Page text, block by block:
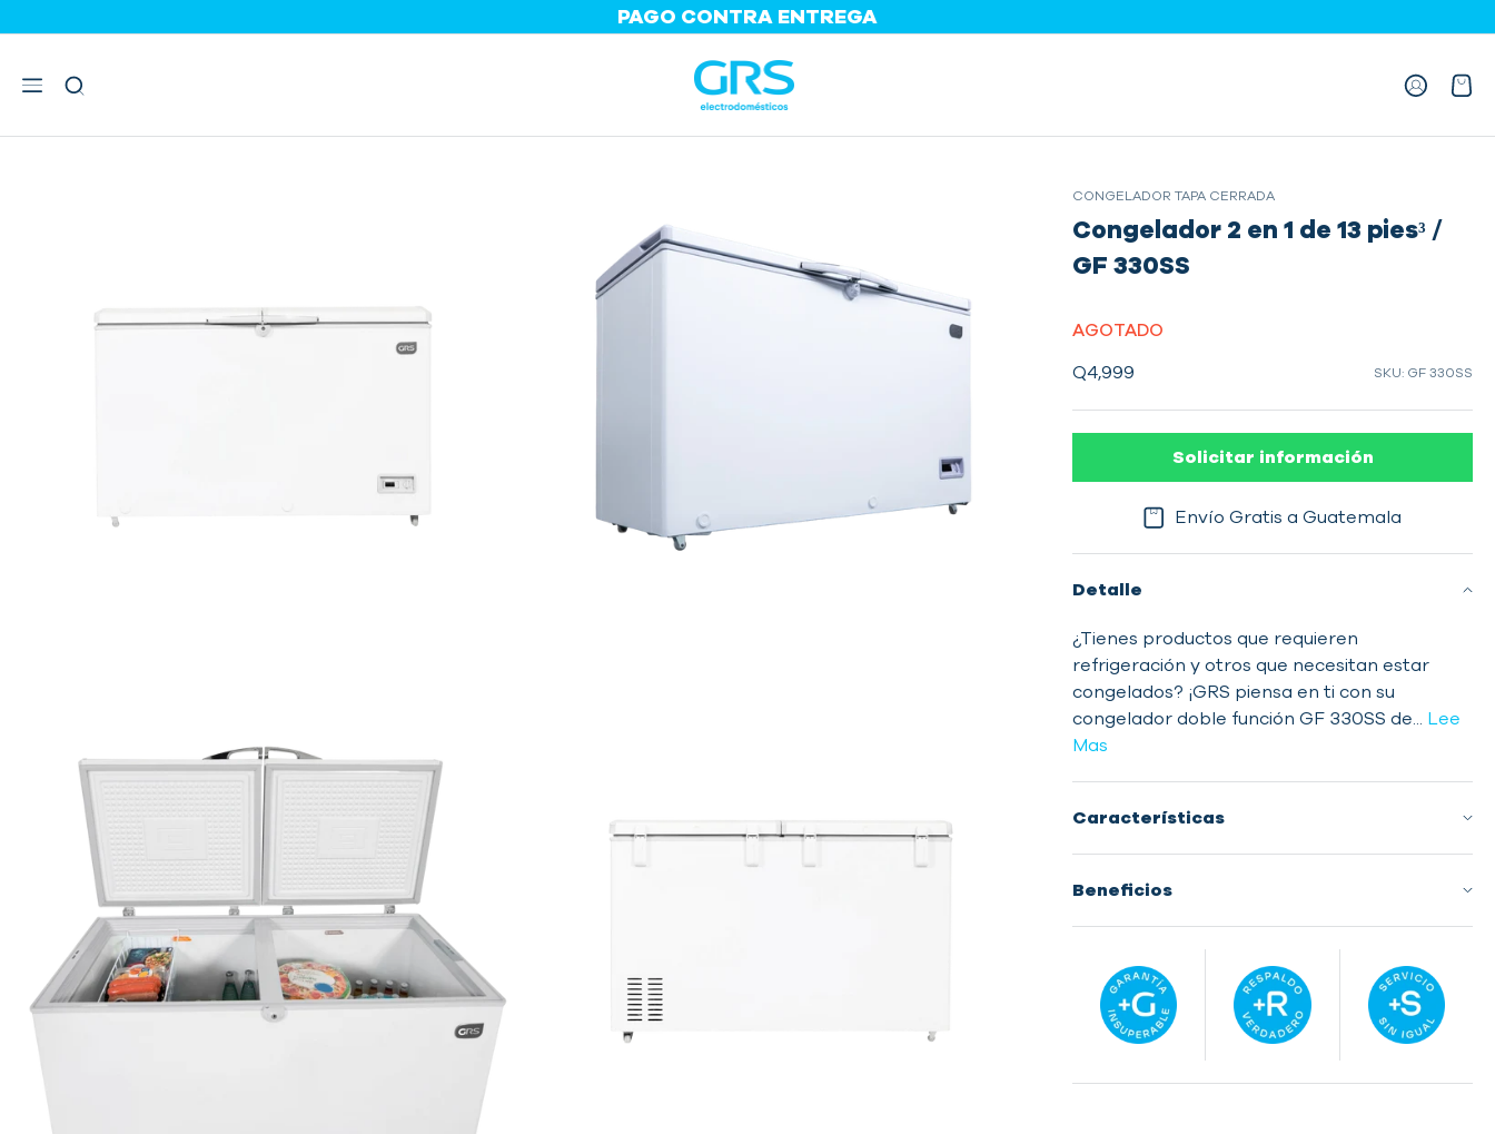
PAGA EN CUOTAS
CONGELADOR TAPA CERRADA
Congelador 2 en 1 de 13 pies³ /
GF 330SS
AGOTADO
Q4,999
SKU: GF 330SS
Solicitar información
Envío Gratis a Guatemala
Detalle
¿Tienes productos que requieren
refrigeración y otros que necesitan estar
congelados? ¡GRS piensa en ti con su
congelador doble función GF 330SS de... Lee
Mas
Características
Beneficios